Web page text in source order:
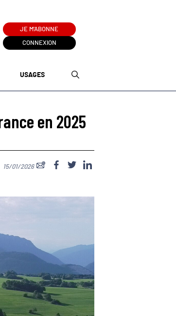
JE M'ABONNE
CONNEXION
USAGES
en 2025
15/01/2026